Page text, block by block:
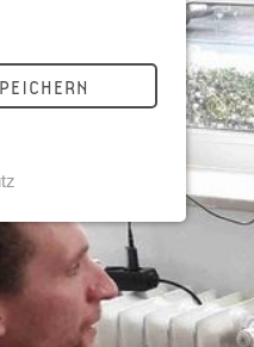
STARTSEITE
ÜBER UNS
Funktion